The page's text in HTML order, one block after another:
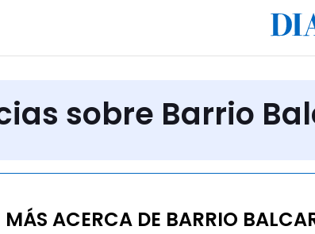
sobre Barrio
ACERCA DE BARRIO